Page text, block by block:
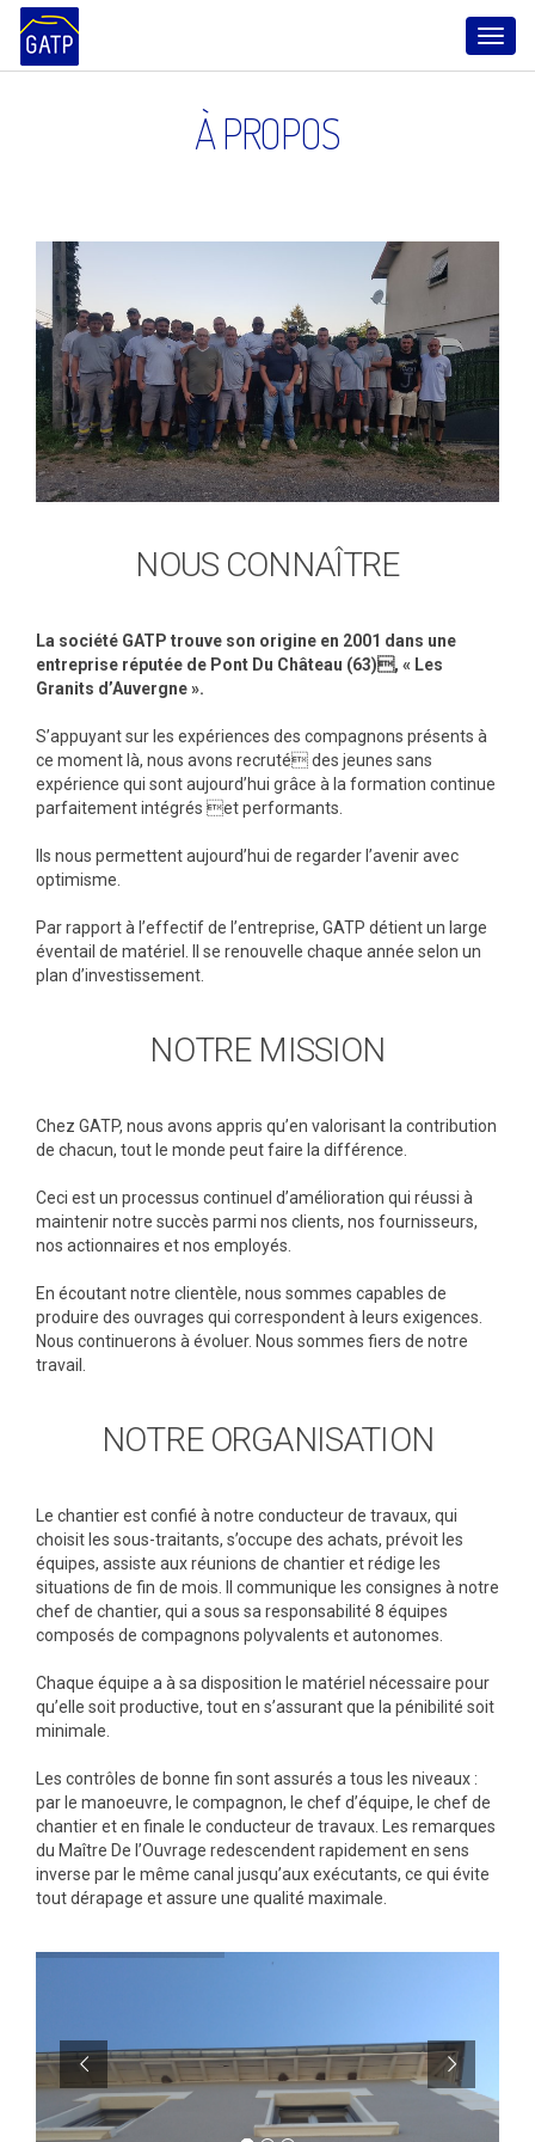
À PROPOS
NOUS CONNAÎTRE
La société GATP trouve son origine en 2001 dans une
entreprise réputée de Pont Du Château (63), « Les
Granits d’Auvergne ».
S’appuyant sur les expériences des compagnons présents à
ce moment là, nous avons recruté des jeunes sans
expérience qui sont aujourd’hui grâce à la formation continue
parfaitement intégrés et performants.
Ils nous permettent aujourd’hui de regarder l’avenir avec
optimisme.
Par rapport à l’effectif de l’entreprise, GATP détient un large
éventail de matériel. Il se renouvelle chaque année selon un
plan d’investissement.
NOTRE MISSION
Chez GATP, nous avons appris qu’en valorisant la contribution
de chacun, tout le monde peut faire la différence.
Ceci est un processus continuel d’amélioration qui réussi à
maintenir notre succès parmi nos clients, nos fournisseurs,
nos actionnaires et nos employés.
En écoutant notre clientèle, nous sommes capables de
produire des ouvrages qui correspondent à leurs exigences.
Nous continuerons à évoluer. Nous sommes fiers de notre
travail.
NOTRE ORGANISATION
Le chantier est confié à notre conducteur de travaux, qui
choisit les sous-traitants, s’occupe des achats, prévoit les
équipes, assiste aux réunions de chantier et rédige les
situations de fin de mois. Il communique les consignes à notre
chef de chantier, qui a sous sa responsabilité 8 équipes
composés de compagnons polyvalents et autonomes.
Chaque équipe a à sa disposition le matériel nécessaire pour
qu’elle soit productive, tout en s’assurant que la pénibilité soit
minimale.
Les contrôles de bonne fin sont assurés a tous les niveaux :
par le manoeuvre, le compagnon, le chef d’équipe, le chef de
chantier et en finale le conducteur de travaux. Les remarques
du Maître De l’Ouvrage redescendent rapidement en sens
inverse par le même canal jusqu’aux exécutants, ce qui évite
tout dérapage et assure une qualité maximale.